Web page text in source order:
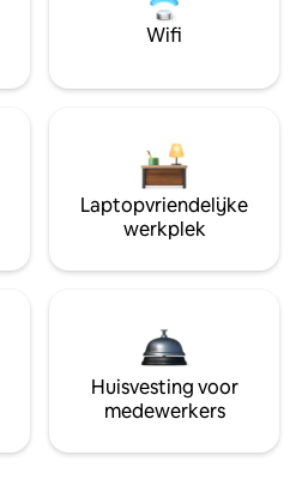
Wifi
Laptopvriendelijke
werkplek
Huisvesting voor
medewerkers